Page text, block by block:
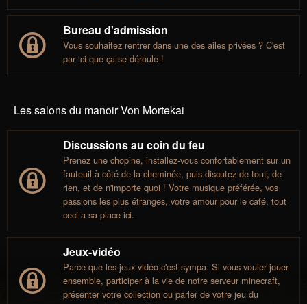
Bureau d'admission
Vous souhaitez rentrer dans une des ailes privées ? C'est
par ici que ça se déroule !
Les salons du manoir Von Mortekai
Discussions au coin du feu
Prenez une chopine, installez-vous confortablement sur un
fauteuil à côté de la cheminée, puis discutez de tout, de
rien, et de n'importe quoi ! Votre musique préférée, vos
passions les plus étranges, votre amour pour le café, tout
ceci a sa place ici.
Jeux-vidéo
Parce que les jeux-vidéo c'est sympa. Si vous vouler jouer
ensemble, participer à la vie de notre serveur minecraft,
présenter votre collection ou parler de votre jeu du